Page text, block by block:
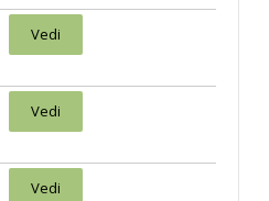
Vedi
Vedi
Vedi